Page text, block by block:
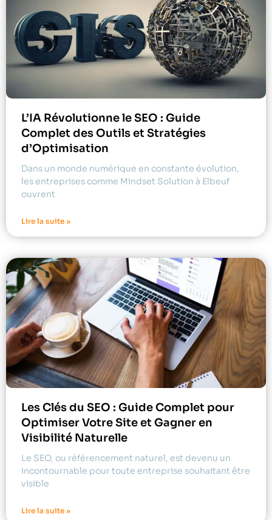
L’IA Révolutionne le SEO : Guide
Complet des Outils et Stratégies
d’Optimisation
Dans un monde numérique en constante évolution,
les entreprises comme Mindset Solution à Elbeuf
ouvrent
Lire la suite »
Les Clés du SEO : Guide Complet pour
Optimiser Votre Site et Gagner en
Visibilité Naturelle
Le SEO, ou référencement naturel, est devenu un
incontournable pour toute entreprise souhaitant être
visible
Lire la suite »